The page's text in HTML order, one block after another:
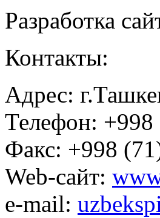
Разработка
Контакты:
Адрес:
Телефон:
Факс: +998
Web-сайт:
e-mail: